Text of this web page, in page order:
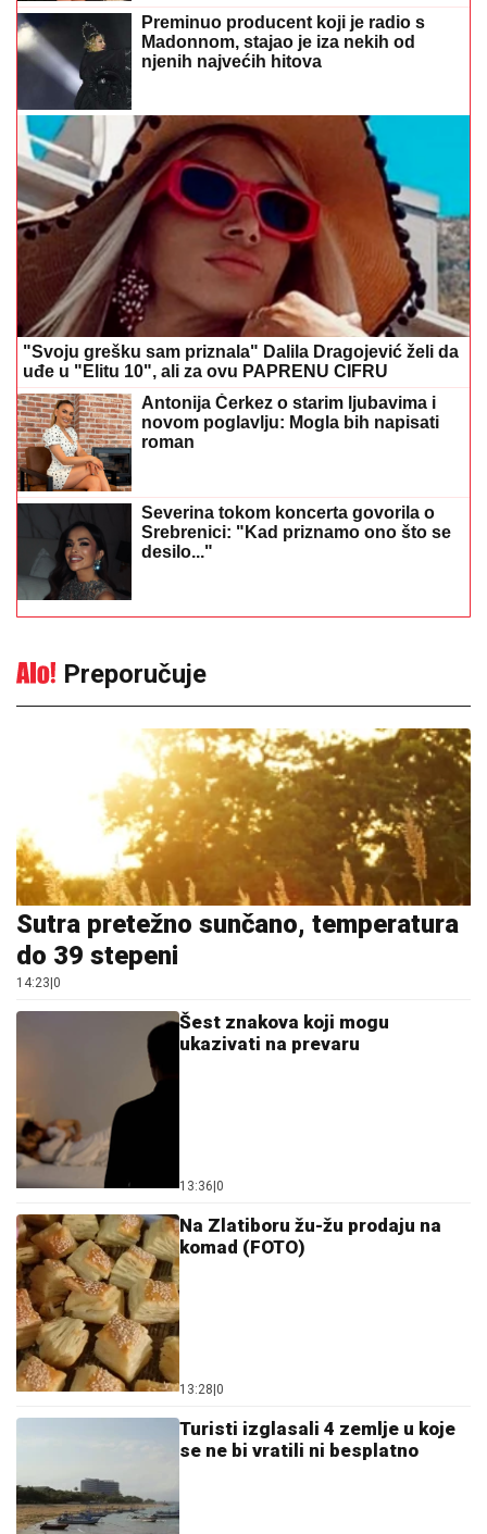
Preminuo producent koji je radio s
Madonnom, stajao je iza nekih od
njenih najvećih hitova
"Svoju grešku sam priznala" Dalila Dragojević želi da
uđe u "Elitu 10", ali za ovu PAPRENU CIFRU
Antonija Čerkez o starim ljubavima i
novom poglavlju: Mogla bih napisati
roman
Severina tokom koncerta govorila o
Srebrenici: "Kad priznamo ono što se
desilo..."
Preporučuje
Sutra pretežno sunčano, temperatura
do 39 stepeni
14:23|0
Šest znakova koji mogu
ukazivati na prevaru
13:36|0
Na Zlatiboru žu-žu prodaju na
komad (FOTO)
13:28|0
Turisti izglasali 4 zemlje u koje
se ne bi vratili ni besplatno